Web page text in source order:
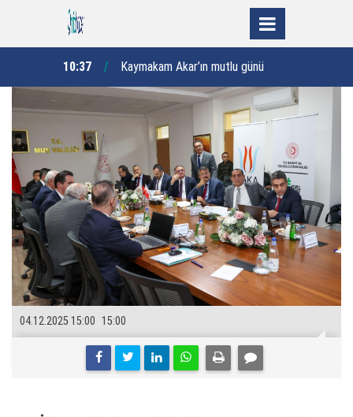
10:27
“Esenyurt’un yarınlarını hep birlikte
inşa ediyoruz”
15:00
04.12.2025 15:00